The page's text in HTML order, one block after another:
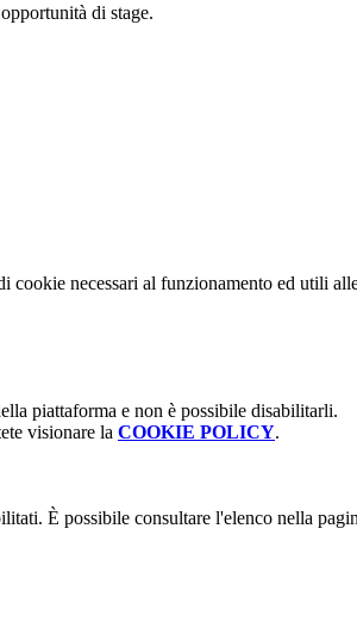
di stage.
necessari al funzionamento ed utili
piattaforma e non è possibile disabilitarli.
visionare la COOKIE POLICY.
È possibile consultare l'elenco nella